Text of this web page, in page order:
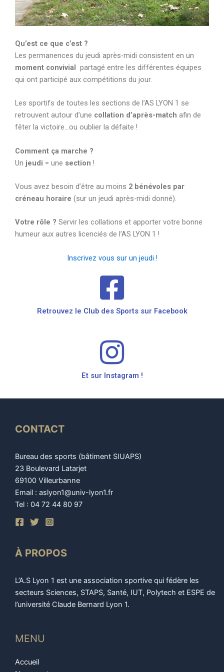
Qu’est ce que c’est ?
Les permanences du jeudi après-midi consistent en un
moment convivial partagé entre les différentes équipes
qui ont participé aux compétitions du jour.
Les sportifs de toutes les sections de l’AS LYON 1 se
retrouvent autour d’une collation d’après-match afin de
fêter la victoire…ou oublier la défaite !
Comment ça marche ?
Un jeudi = une section !
Vous avez besoin d’être au moins 2 bénévoles par
créneau horaire (sur un jeudi après-midi donné).
Votre rôle ? Servir les collations et apporter votre bonne
humeur aux autres licenciés de l’AS LYON 1 !
Inscrivez vous sur un jeudi !
Retrouvez le Club des Sports sur Facebook
Et sur Instagram !
CONTACT
Bureau des sports (bâtiment SIUAPS)
23 Boulevard Latarjet
69100 Villeurbanne
Email : aslyon1@univ-lyon1.fr
Tel : 04 72 44 80 97
À PROPOS
L’A.S Lyon 1 est une association sportive qui fédère les
secteurs Sciences, STAPS, Santé, IUT, Polytech et ESPE de
l’université Claude Bernard Lyon 1.
MENU
Accueil